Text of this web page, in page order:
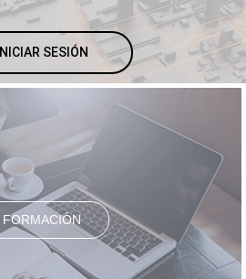
INICIAR SESIÓN
FORMACIÓN